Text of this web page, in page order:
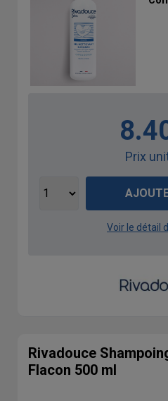
Prix
Voir le détail
Rivadouce
Flacon 500 ml